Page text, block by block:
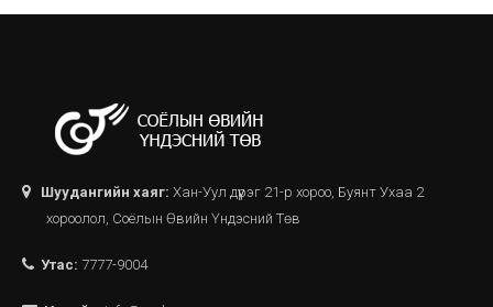
Шуудангийн хаяг: Хан-Уул дүүрэг 21-р хороо, Буянт Ухаа 2
хороолол, Соёлын Өвийн Үндэсний Төв
Утас: 7777-9004